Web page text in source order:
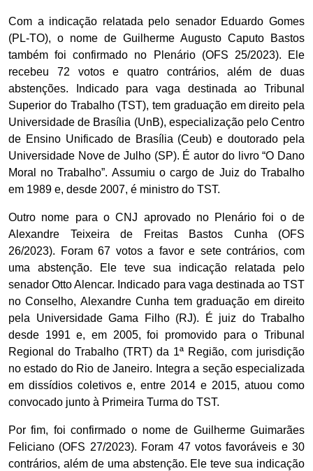
Com a indicação relatada pelo senador Eduardo Gomes
(PL-TO), o nome de Guilherme Augusto Caputo Bastos
também foi confirmado no Plenário (OFS 25/2023). Ele
recebeu 72 votos e quatro contrários, além de duas
abstenções. Indicado para vaga destinada ao Tribunal
Superior do Trabalho (TST), tem graduação em direito pela
Universidade de Brasília (UnB), especialização pelo Centro
de Ensino Unificado de Brasília (Ceub) e doutorado pela
Universidade Nove de Julho (SP). É autor do livro “O Dano
Moral no Trabalho”. Assumiu o cargo de Juiz do Trabalho
em 1989 e, desde 2007, é ministro do TST.
Outro nome para o CNJ aprovado no Plenário foi o de
Alexandre Teixeira de Freitas Bastos Cunha (OFS
26/2023). Foram 67 votos a favor e sete contrários, com
uma abstenção. Ele teve sua indicação relatada pelo
senador Otto Alencar. Indicado para vaga destinada ao TST
no Conselho, Alexandre Cunha tem graduação em direito
pela Universidade Gama Filho (RJ). É juiz do Trabalho
desde 1991 e, em 2005, foi promovido para o Tribunal
Regional do Trabalho (TRT) da 1ª Região, com jurisdição
no estado do Rio de Janeiro. Integra a seção especializada
em dissídios coletivos e, entre 2014 e 2015, atuou como
convocado junto à Primeira Turma do TST.
Por fim, foi confirmado o nome de Guilherme Guimarães
Feliciano (OFS 27/2023). Foram 47 votos favoráveis e 30
contrários, além de uma abstenção. Ele teve sua indicação